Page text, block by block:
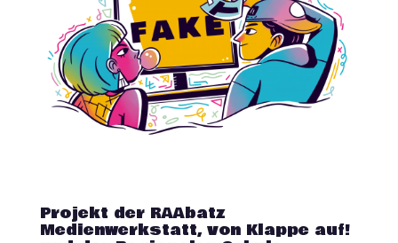
Projekt der RAAbatz
Medienwerkstatt, von Klappe auf!